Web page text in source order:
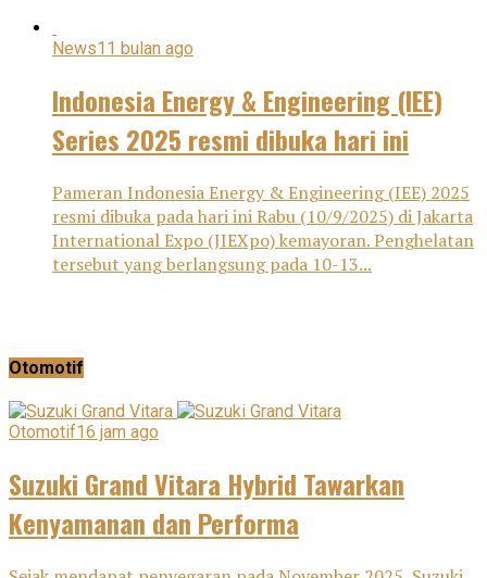
News11 bulan ago
Indonesia Energy & Engineering (IEE)
Series 2025 resmi dibuka hari ini
Pameran Indonesia Energy & Engineering (IEE) 2025
resmi dibuka pada hari ini Rabu (10/9/2025) di Jakarta
International Expo (JIEXpo) kemayoran. Penghelatan
tersebut yang berlangsung pada 10-13...
Otomotif
Otomotif16 jam ago
Suzuki Grand Vitara Hybrid Tawarkan
Kenyamanan dan Performa